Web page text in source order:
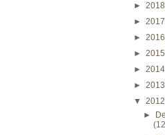
► 2018
► 2017
► 2016
► 2015
► 2014
► 2013
▼ 2012
►